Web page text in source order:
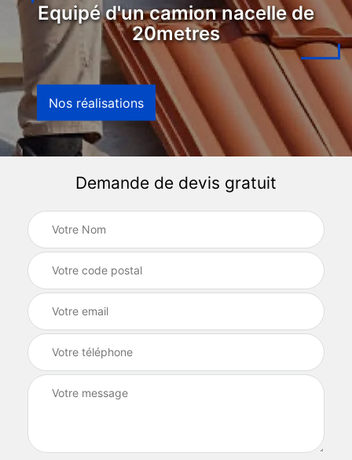
Equipé d'un camion nacelle de
20metres
Nos réalisations
Demande de devis gratuit